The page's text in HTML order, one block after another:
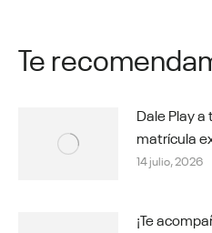
Te
Dale Play
matrícula
14 julio, 2026
¡Te